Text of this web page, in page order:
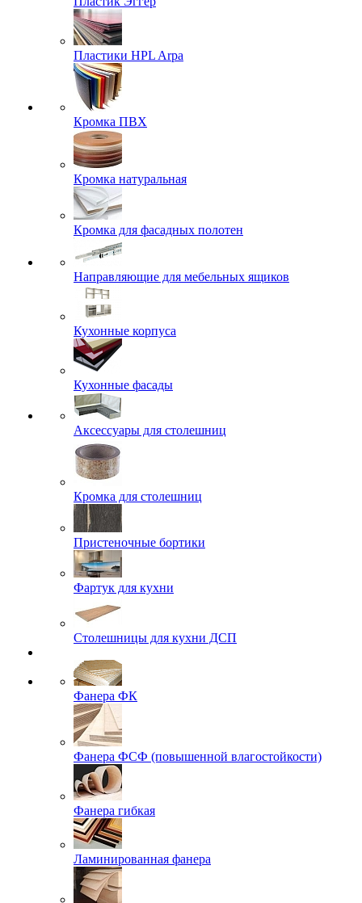
Пластики HPL Arpa
Кромка ПВХ
Кромка натуральная
Кромка для фасадных полотен
Направляющие для мебельных ящиков
Кухонные корпуса
Кухонные фасады
Аксессуары для столешниц
Кромка для столешниц
Пристеночные бортики
Фартук для кухни
Столешницы для кухни ДСП
Фанера ФК
Фанера ФСФ (повышенной влагостойкости)
Фанера гибкая
Ламинированная фанера